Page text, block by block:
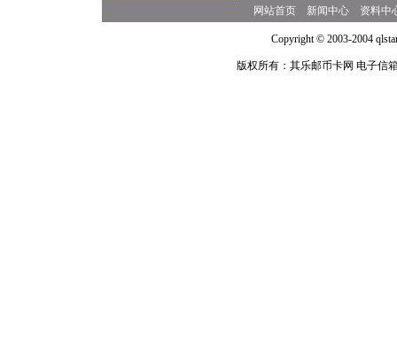
网站首页 新闻中心 资料中
Copyright © 2003-2004
版权所有：其乐邮币卡网 电子信